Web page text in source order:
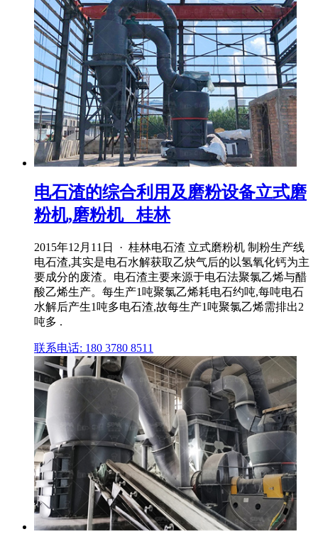
电石渣的综合利用及磨粉设备立式磨
粉机,磨粉机 _桂林
2015年12月11日 · 桂林电石渣 立式磨粉机 制粉生产线
电石渣,其实是电石水解获取乙炔气后的以氢氧化钙为主
要成分的废渣。电石渣主要来源于电石法聚氯乙烯与醋
酸乙烯生产。每生产1吨聚氯乙烯耗电石约吨,每吨电石
水解后产生1吨多电石渣,故每生产1吨聚氯乙烯需排出2
吨多 .
联系电话: 180 3780 8511